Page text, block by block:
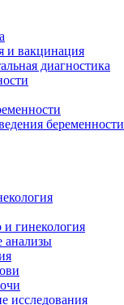
и вакцинация
диагностика
беременности
гинекология
анализы
исследования